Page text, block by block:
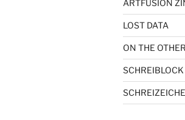
ARTFUSION
LOST DATA
ON THE
SCHREIBLOCK